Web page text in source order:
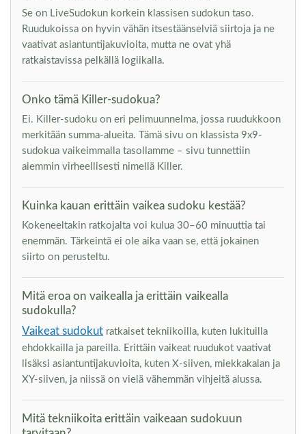
Se on LiveSudokun korkein klassisen sudokun taso.
Ruudukoissa on hyvin vähän itsestäänselviä siirtoja ja ne
vaativat asiantuntijakuvioita, mutta ne ovat yhä
ratkaistavissa pelkällä logiikalla.
Onko tämä Killer-sudokua?
Ei. Killer-sudoku on eri pelimuunnelma, jossa ruudukkoon
merkitään summa-alueita. Tämä sivu on klassista 9x9-
sudokua vaikeimmalla tasollamme – sivu tunnettiin
aiemmin virheellisesti nimellä Killer.
Kuinka kauan erittäin vaikea sudoku kestää?
Kokeneeltakin ratkojalta voi kulua 30–60 minuuttia tai
enemmän. Tärkeintä ei ole aika vaan se, että jokainen
siirto on perusteltu.
Mitä eroa on vaikealla ja erittäin vaikealla
sudokulla?
Vaikeat sudokut ratkaiset tekniikoilla, kuten lukituilla
ehdokkailla ja pareilla. Erittäin vaikeat ruudukot vaativat
lisäksi asiantuntijakuvioita, kuten X-siiven, miekkakalan ja
XY-siiven, ja niissä on vielä vähemmän vihjeitä alussa.
Mitä tekniikoita erittäin vaikeaan sudokuun